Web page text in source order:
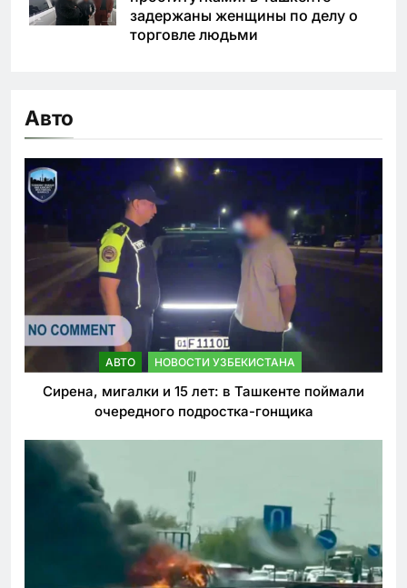
задержаны женщины по делу о
торговле людьми
Авто
АВТО НОВОСТИ УЗБЕКИСТАНА
Сирена, мигалки и 15 лет: в Ташкенте поймали
очередного подростка-гонщика